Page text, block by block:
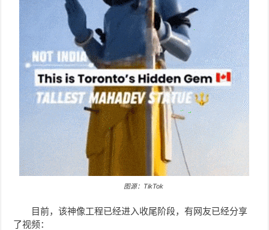
图源：TikTok
目前，该神像工程已经进入收尾阶段，有网友已经分享
了视频：